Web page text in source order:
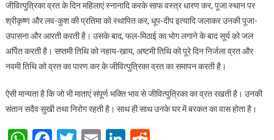
जीवित्पुत्रिका व्रत के दिन महिलाएं स्नानादि करके साफ वस्त्र धारण कर, पूजा स्थान पर
श्रीकृष्ण और लव-कुश की प्रतिमा को स्थापित कर, धूप-दीप इत्यादि जलाकर उनकी पूजा-
उपासना और आरती करती है। उसके बाद, फल-मिठाई का भोग लगाने के बाद सूर्य को जल
अर्पित करती है। सप्तमी तिथि को नहाय-खाय, अष्टमी तिथि को पूरे दिन निर्जला व्रत और
नवमी तिथि को व्रत का पारण कर के जीवित्पुत्रिका व्रत का समापन करती है।
ऐसी मान्यता है कि जो भी माताएं संपूर्ण भक्ति भाव से जीवित्पुत्रिका का व्रत रखती है। उनकी
संतान सदैव सुखी तथा निरोग रहती है। साथ ही साथ उनके घर में बरकत का वास होता है।